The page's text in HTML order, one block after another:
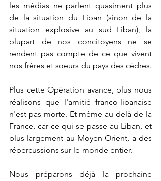
les médias ne parlent quasiment plus
de la situation du Liban (sinon de la
situation explosive au sud Liban), la
plupart de nos concitoyens ne se
rendent pas compte de ce que vivent
nos frères et soeurs du pays des cèdres.
Plus cette Opération avance, plus nous
réalisons que l'amitié franco-libanaise
n'est pas morte. Et même au-delà de la
France, car ce qui se passe au Liban, et
plus largement au Moyen-Orient, a des
répercussions sur le monde entier.
Nous préparons déjà la prochaine